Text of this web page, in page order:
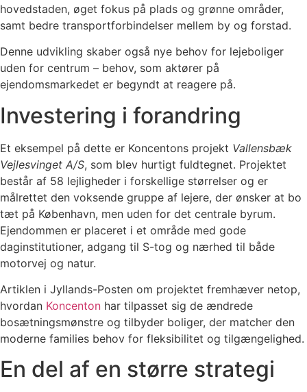
hovedstaden, øget fokus på plads og grønne områder,
samt bedre transportforbindelser mellem by og forstad.
Denne udvikling skaber også nye behov for lejeboliger
uden for centrum – behov, som aktører på
ejendomsmarkedet er begyndt at reagere på.
Investering i forandring
Et eksempel på dette er Koncentons projekt Vallensbæk
Vejlesvinget A/S, som blev hurtigt fuldtegnet. Projektet
består af 58 lejligheder i forskellige størrelser og er
målrettet den voksende gruppe af lejere, der ønsker at bo
tæt på København, men uden for det centrale byrum.
Ejendommen er placeret i et område med gode
daginstitutioner, adgang til S-tog og nærhed til både
motorvej og natur.
Artiklen i Jyllands-Posten om projektet fremhæver netop,
hvordan Koncenton har tilpasset sig de ændrede
bosætningsmønstre og tilbyder boliger, der matcher den
moderne families behov for fleksibilitet og tilgængelighed.
En del af en større strategi